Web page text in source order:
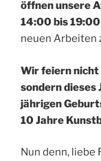
öffnen unsere
14:00 bis
neuen Arbeiten
Wir feiern nicht
sondern dieses
jährigen
10 Jahre
Nun denn,